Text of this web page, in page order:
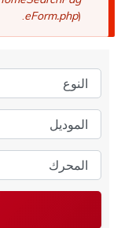
eForm.php).
النوع
الموديل
المحرك